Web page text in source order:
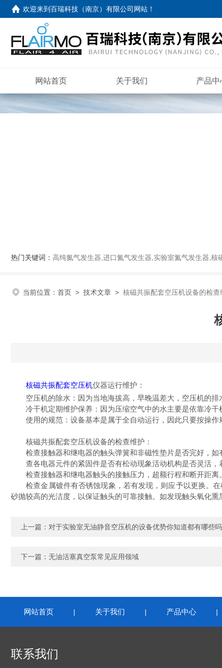
欢迎来到百瑞科技（南京）有限公司网站 ！
网站首页 关于我们 产品中
热门关键词： 高纯氮气发生器,进口氮气发生器,实验室氮气发生器,核
当前位置： 首页 > 技术文章 > 核磁共振配套空压机设备的检
核磁共振配套空压机仪器运行维护：
空压机的除水：因为当地海拔高，早晚温差大，空压机的排
冷干机定期维护保养：因为压缩空气中的水主要是依靠冷干
使用的规范：设备基本是属于全自动运行，因此只要按操作
核磁共振配套空压机设备的检查维护：
检查接触器和继电器的触头弹簧和非磁性垫片是否完好，如
查各电器元件的紧固件是否有松动现象活动机构是否灵活，
检查接触器和继电器触头的接触压力，超额行程和断开距离
检查金属镀件有否锈蚀现象，若有发现，则应予以更换。在
砂抛较高的光洁度，以保证触头的可靠接触。如发现触头氧化
上一篇： 对于实验室无油静音空压机的设备优势你知道都有哪些吗
下一篇： 无油活塞真空泵常见应用领域
网站首页 | 关于我们 | 产品中心 |
联系我们